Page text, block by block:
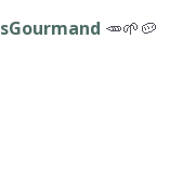
🥕🌱🥔